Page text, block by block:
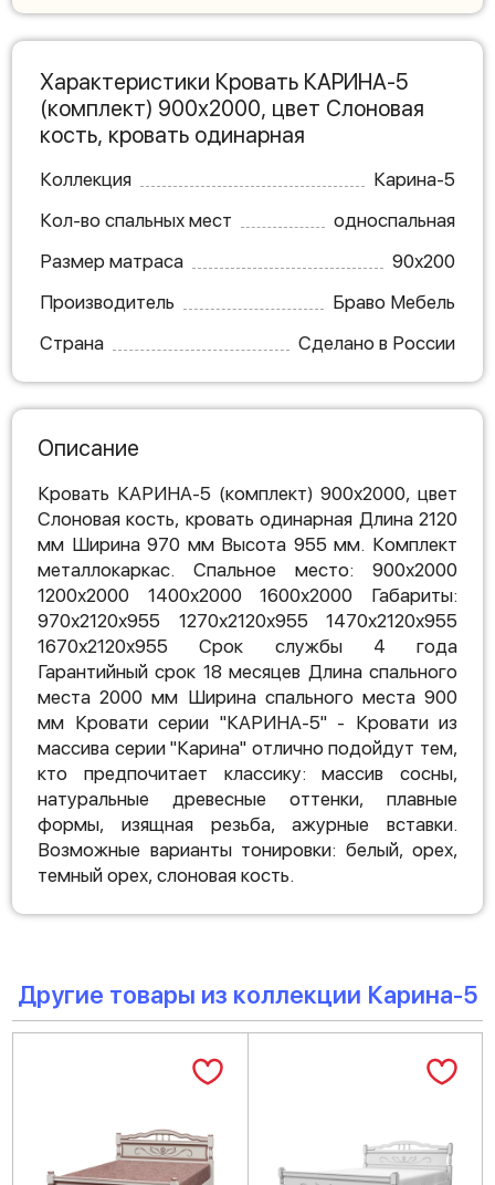
Характеристики Кровать КАРИНА-5
(комплект) 900х2000, цвет Слоновая
кость, кровать одинарная
Коллекция
Карина-5
Кол-во спальных мест
односпальная
Размер матраса
90х200
Производитель
Браво Мебель
Страна
Сделано в России
Описание
Кровать КАРИНА-5 (комплект) 900х2000, цвет
Слоновая кость, кровать одинарная Длина 2120
мм Ширина 970 мм Высота 955 мм. Комплект
металлокаркас. Спальное место: 900х2000
1200х2000 1400х2000 1600х2000 Габариты:
970х2120х955 1270х2120х955 1470х2120х955
1670х2120х955 Срок службы 4 года
Гарантийный срок 18 месяцев Длина спального
места 2000 мм Ширина спального места 900
мм Кровати серии "КАРИНА-5" - Кровати из
массива серии "Карина" отлично подойдут тем,
кто предпочитает классику: массив сосны,
натуральные древесные оттенки, плавные
формы, изящная резьба, ажурные вставки.
Возможные варианты тонировки: белый, орех,
темный орех, слоновая кость.
Другие товары из коллекции Карина-5